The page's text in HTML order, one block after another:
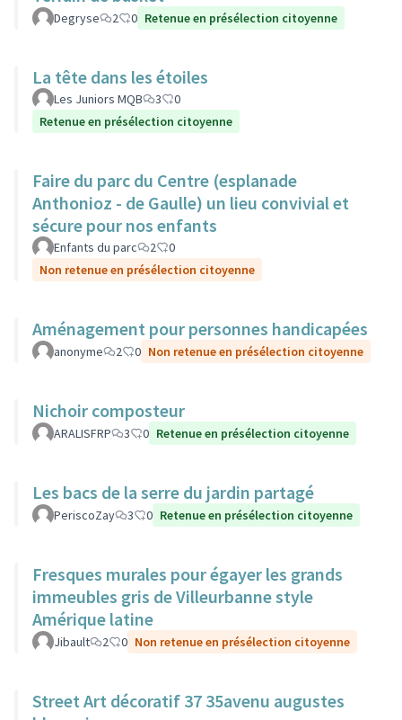
Degryse 2 0 Retenue en présélection citoyenne
La tête dans les étoiles
Les Juniors MQB 3
0
Retenue en présélection citoyenne
Faire du parc du Centre (esplanade
Anthonioz - de Gaulle) un lieu convivial et
sécure pour nos enfants
Enfants du parc 2
0
Non retenue en présélection citoyenne
Aménagement pour personnes handicapées
anonyme 2 0 Non retenue en présélection citoyenne
Nichoir composteur
ARALISFRP 3 0 Retenue en présélection citoyenne
Les bacs de la serre du jardin partagé
PeriscoZay 3 0 Retenue en présélection citoyenne
Fresques murales pour égayer les grands
immeubles gris de Villeurbanne style
Amérique latine
Jibault 2 0 Non retenue en présélection citoyenne
Street Art décoratif 37 35avenu augustes